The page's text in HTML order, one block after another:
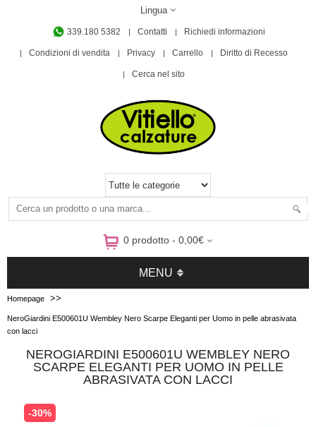
Lingua
339.180 5382 Contatti Richiedi informazioni
Condizioni di vendita Privacy Carrello Diritto di Recesso
Cerca nel sito
0 prodotto - 0,00€
MENU
Homepage >>
NeroGiardini E500601U Wembley Nero Scarpe Eleganti per Uomo in pelle abrasivata
con lacci
NEROGIARDINI E500601U WEMBLEY NERO
SCARPE ELEGANTI PER UOMO IN PELLE
ABRASIVATA CON LACCI
-30%